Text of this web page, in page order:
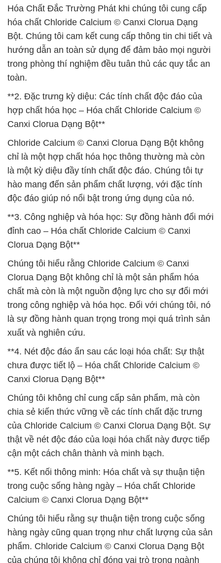
Hóa Chất Đắc Trường Phát khi chúng tôi cung cấp
hóa chất Chloride Calcium © Canxi Clorua Dạng
Bột. Chúng tôi cam kết cung cấp thông tin chi tiết và
hướng dẫn an toàn sử dụng để đảm bảo mọi người
trong phòng thí nghiệm đều tuân thủ các quy tắc an
toàn.
**2. Đặc trưng kỳ diệu: Các tính chất độc đáo của
hợp chất hóa học – Hóa chất Chloride Calcium ©
Canxi Clorua Dạng Bột**
Chloride Calcium © Canxi Clorua Dạng Bột không
chỉ là một hợp chất hóa học thông thường mà còn
là một kỳ diệu đầy tính chất độc đáo. Chúng tôi tự
hào mang đến sản phẩm chất lượng, với đặc tính
độc đáo giúp nó nổi bật trong ứng dụng của nó.
**3. Công nghiệp và hóa học: Sự đồng hành đổi mới
đỉnh cao – Hóa chất Chloride Calcium © Canxi
Clorua Dạng Bột**
Chúng tôi hiểu rằng Chloride Calcium © Canxi
Clorua Dạng Bột không chỉ là một sản phẩm hóa
chất mà còn là một nguồn động lực cho sự đổi mới
trong công nghiệp và hóa học. Đối với chúng tôi, nó
là sự đồng hành quan trọng trong mọi quá trình sản
xuất và nghiên cứu.
**4. Nét độc đáo ẩn sau các loại hóa chất: Sự thật
chưa được tiết lộ – Hóa chất Chloride Calcium ©
Canxi Clorua Dạng Bột**
Chúng tôi không chỉ cung cấp sản phẩm, mà còn
chia sẻ kiến thức vững về các tính chất đặc trưng
của Chloride Calcium © Canxi Clorua Dạng Bột. Sự
thật về nét độc đáo của loại hóa chất này được tiếp
cận một cách chân thành và minh bạch.
**5. Kết nối thông minh: Hóa chất và sự thuận tiện
trong cuộc sống hàng ngày – Hóa chất Chloride
Calcium © Canxi Clorua Dạng Bột**
Chúng tôi hiểu rằng sự thuận tiện trong cuộc sống
hàng ngày cũng quan trọng như chất lượng của sản
phẩm. Chloride Calcium © Canxi Clorua Dạng Bột
của chúng tôi không chỉ đóng vai trò trong ngành